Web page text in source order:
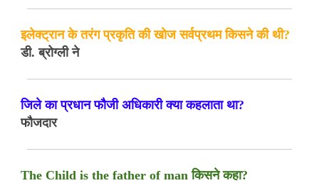
इलेक्ट्रान के तरंग प्रकृति की खोज सर्वप्रथम किसने की थी?
डी. ब्रोग्ली ने
जिले का प्रधान फौजी अधिकारी क्या कहलाता था?
फौजदार
The Child is the father of man किसने कहा?